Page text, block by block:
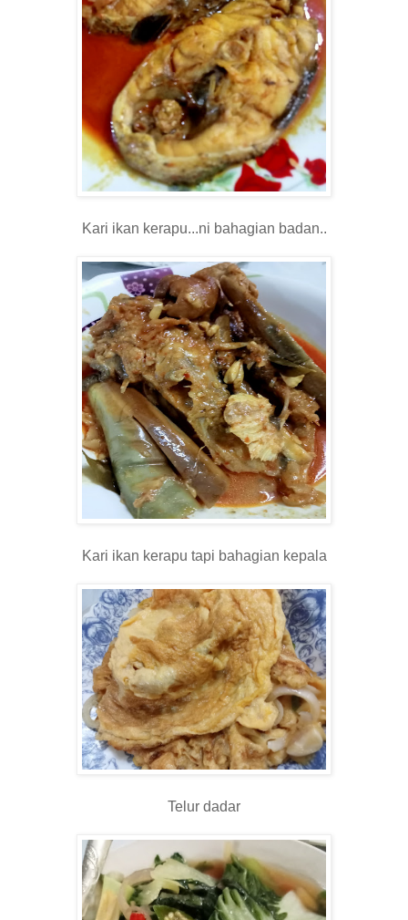
Kari ikan kerapu...ni bahagian badan..
Kari ikan kerapu tapi bahagian kepala
Telur dadar